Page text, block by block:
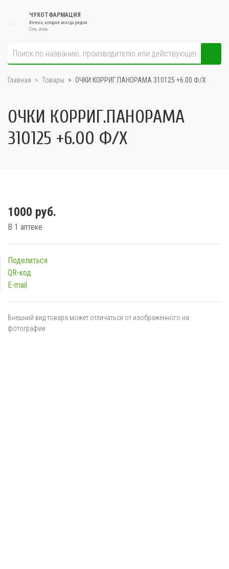
ЧУКОТФАРМАЦИЯ
Аптека, которая всегда рядом
Сеть аптек
Главная Товары ОЧКИ КОРРИГ.ПАНОРАМА 310125 +6.00 Ф/Х
ОЧКИ КОРРИГ.ПАНОРАМА
310125 +6.00 Ф/Х
1000 руб.
В 1 аптеке
Поделиться
QR-код
E-mail
Внешний вид товара может отличаться от изображённого на
фотографии